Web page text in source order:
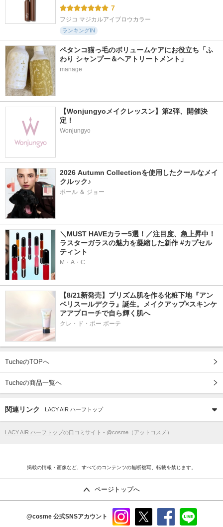
7
フジコ マジカルアイブロウカラー
ランキングIN
ペタンコ猫っ毛のボリュームケアにお役立ち「ふ
わり シャンプー＆ヘアトリートメント」
manage
【Wonjungyoメイクレッスン】第2弾、開催決
定！
Wonjungyo
2026 Autumn Collectionを使用したクールなメイ
クルック♪
ポール ＆ ジョー
＼MUST HAVEカラー5選！／注目度、急上昇中！
ラスターガラスの魅力を凝縮した新作 #カプセル
ティント
M・A・C
【8/21新発売】プリズム肌を作る化粧下地『アン
ベリスールデクラ』誕生。メイクアップ×スキンケ
アアプローチで自ら輝く肌へ
クレ・ド・ポー ボーテ
TucheのTOPへ
Tucheの商品一覧へ
関連リンク LACY AIR ハーフトップ
LACY AIR ハーフトップの口コミサイト - @cosme（アットコスメ）
掲載の情報・画像など、すべてのコンテンツの無断複写、転載を禁じます。
ページトップへ
@cosme 公式SNSアカウント